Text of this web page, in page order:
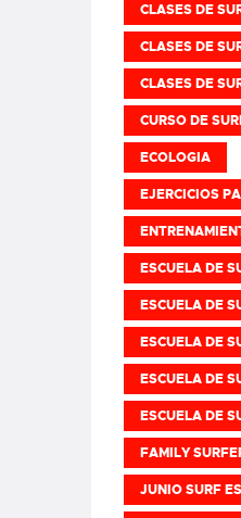
CLASES DE
CLASES DE
CLASES DE
CURSO DE
ECOLOGIA
EJERCICIOS
ESCUELA DE
ESCUELA DE
ESCUELA DE
ESCUELA DE
ESCUELA DE
FAMILY
JUNIO SURF